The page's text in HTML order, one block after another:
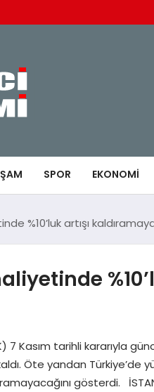
SPOR EKONOMI
%10’luk artışı
7 Kasım tarihli kararıyla
Öte yandan Türkiye’de
gösterdi.